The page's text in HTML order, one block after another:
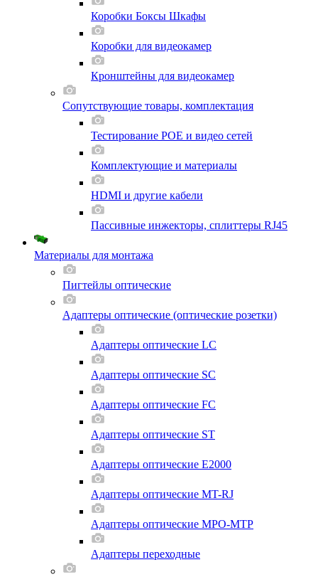
Коробки Боксы Шкафы
Коробки для видеокамер
Кронштейны для видеокамер
Сопутствующие товары, комплектация
Тестирование POE и видео сетей
Комплектующие и материалы
HDMI и другие кабели
Пассивные инжекторы, сплиттеры RJ45
Материалы для монтажа
Пигтейлы оптические
Адаптеры оптические (оптические розетки)
Адаптеры оптические LC
Адаптеры оптические SC
Адаптеры оптические FC
Адаптеры оптические ST
Адаптеры оптические E2000
Адаптеры оптические MT-RJ
Адаптеры оптические MPO-MTP
Адаптеры переходные